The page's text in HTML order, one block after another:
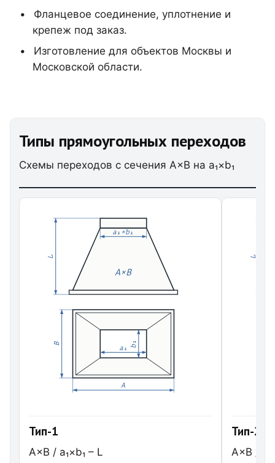
Фланцевое соединение, уплотнение и
крепеж под заказ.
Изготовление для объектов Москвы и
Московской области.
Типы прямоугольных переходов
Схемы переходов с сечения A×B на a₁×b₁
A×B
a₁×b₁
L
a₁ b₁
B
A
Тип-1
A×B / a₁×b₁ – L
L
Тип-2
A×B /